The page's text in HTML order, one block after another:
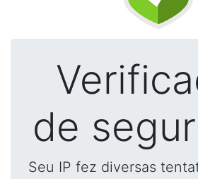
de
Seu IP fez diversas